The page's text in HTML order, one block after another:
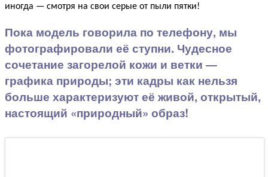
иногда — смотря на свои серые от пыли пятки!
Пока модель говорила по телефону, мы
фотографировали её ступни. Чудесное
сочетание загорелой кожи и ветки —
графика природы; эти кадры как нельзя
больше характеризуют её живой, открытый,
настоящий «природный» образ!